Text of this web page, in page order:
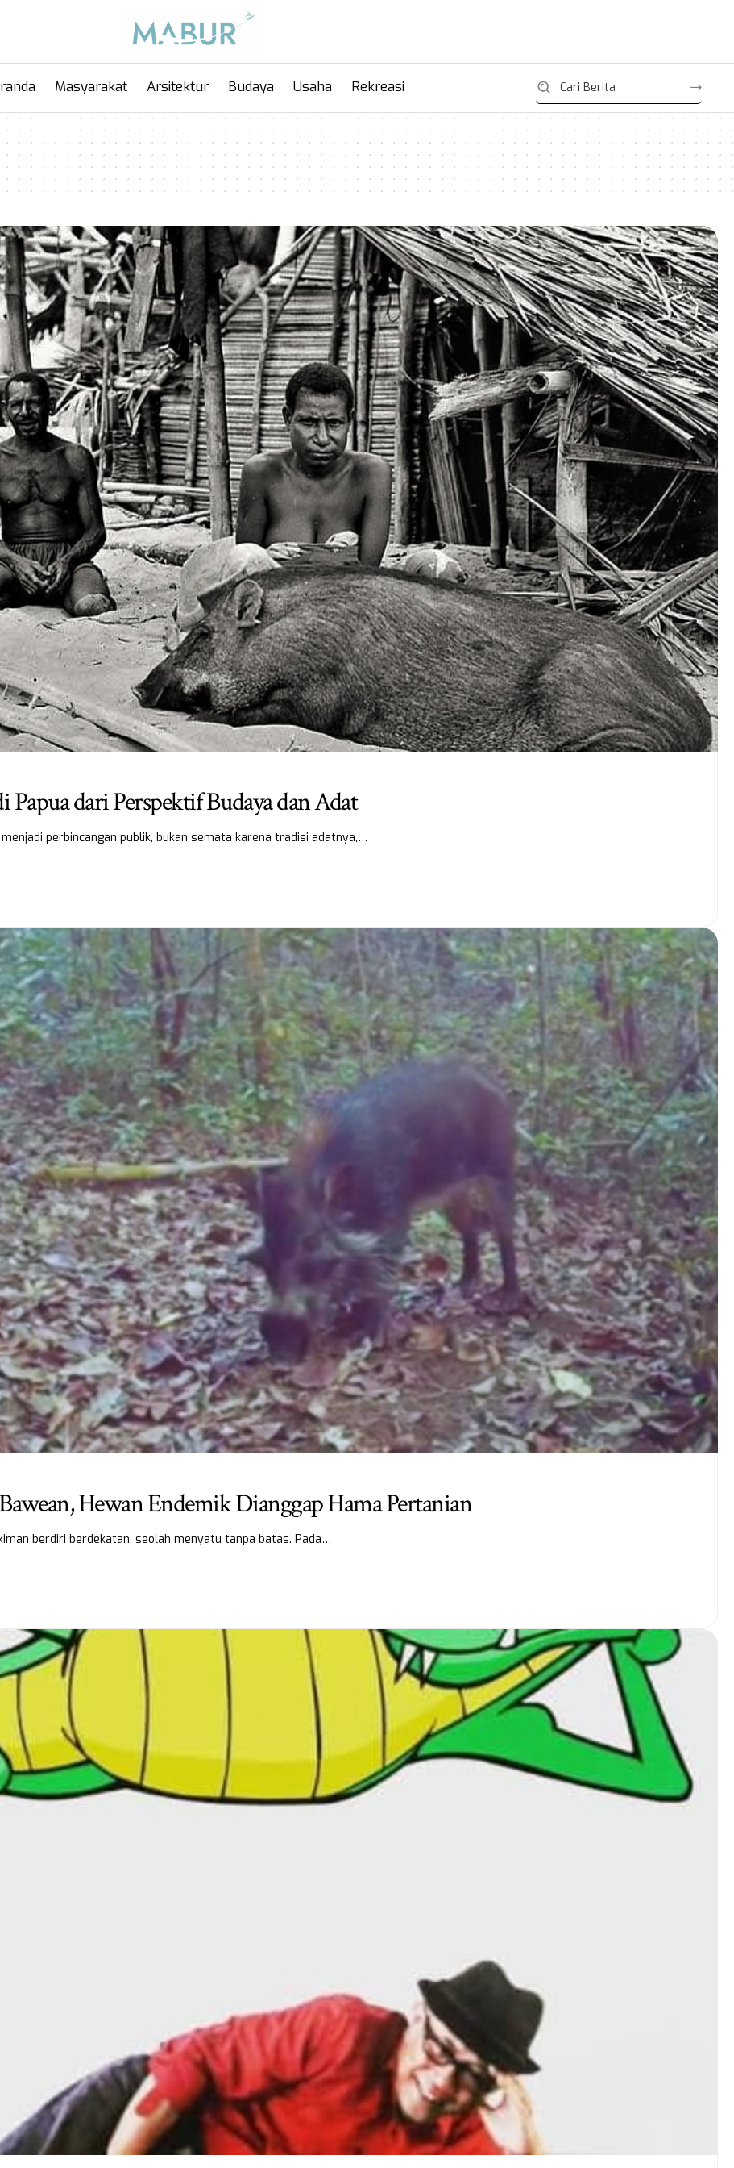
Masyarakat Arsitektur Budaya Usaha Rekreasi
dari Perspektif Budaya dan Adat
perbincangan publik, bukan semata karena tradisi adatnya,…
Hewan Endemik Dianggap Hama Pertanian
berdiri berdekatan, seolah menyatu tanpa batas. Pada…